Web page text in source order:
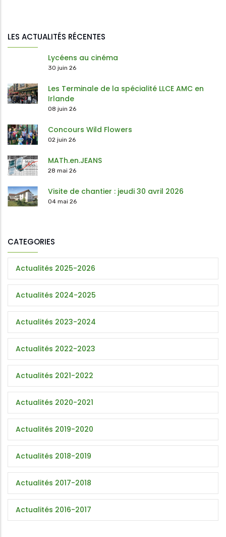
LES ACTUALITÉS RÉCENTES
Lycéens au cinéma
30 juin 26
Les Terminale de la spécialité LLCE AMC en
Irlande
08 juin 26
Concours Wild Flowers
02 juin 26
MATh.en.JEANS
28 mai 26
Visite de chantier : jeudi 30 avril 2026
04 mai 26
CATEGORIES
Actualités 2025-2026
Actualités 2024-2025
Actualités 2023-2024
Actualités 2022-2023
Actualités 2021-2022
Actualités 2020-2021
Actualités 2019-2020
Actualités 2018-2019
Actualités 2017-2018
Actualités 2016-2017